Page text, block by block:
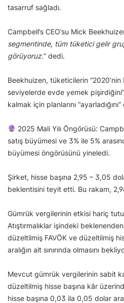
tasarruf sağladı.
Campbell’s CEO’su Mick
segmentinde, tüm tüketici gelir
görüyoruz.” dedi.
Beekhuizen, tüketicilerin
seviyelerde evde yemek
kalmak için planlarını
2025 Mali Yılı Öngörüsü:
satış büyümesi ve 3% ile 5%
büyümesi öngörüsünü yineledi.
Şirket, hisse başına 2,95 – 3,05
beklentisini teyit etti. Bu rakam,
Gümrük vergilerinin etkisi hariç
Atıştırmalıklar işindeki
düzeltilmiş FAVÖK ve düzeltilmiş
aralığın alt sınırında olmasını
Mevcut gümrük vergilerinin sabit
düzeltilmiş hisse başına kâr
hisse başına 0,03 ila 0,05 dolar